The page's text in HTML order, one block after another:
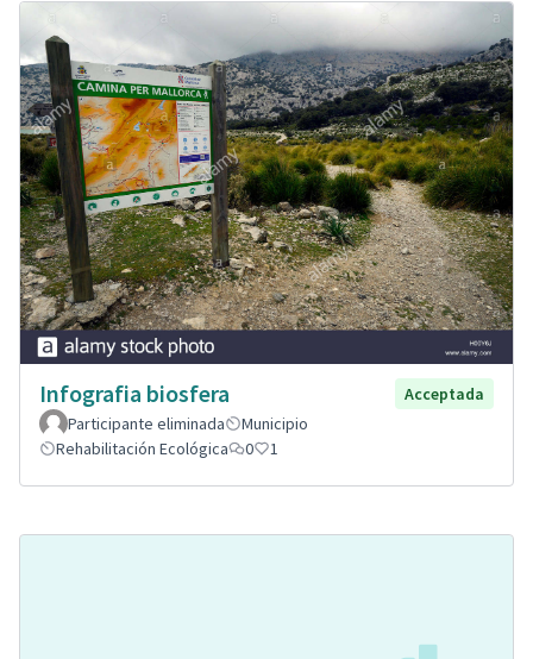
Infografia biosfera
Acceptada
Participante eliminada
Municipio
Rehabilitación Ecológica
0 1